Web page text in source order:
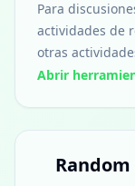
Para
actividades de
otras
Abrir